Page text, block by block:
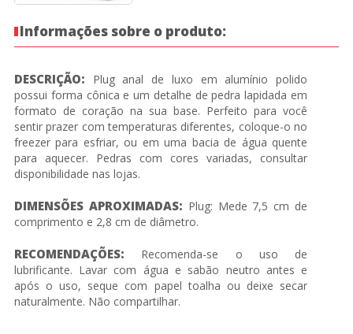
Informações sobre o produto:
DESCRIÇÃO: Plug anal de luxo em alumínio polido
possui forma cônica e um detalhe de pedra lapidada em
formato de coração na sua base. Perfeito para você
sentir prazer com temperaturas diferentes, coloque-o no
freezer para esfriar, ou em uma bacia de água quente
para aquecer. Pedras com cores variadas, consultar
disponibilidade nas lojas.
DIMENSÕES APROXIMADAS: Plug: Mede 7,5 cm de
comprimento e 2,8 cm de diâmetro.
RECOMENDAÇÕES: Recomenda-se o uso de
lubrificante. Lavar com água e sabão neutro antes e
após o uso, seque com papel toalha ou deixe secar
naturalmente. Não compartilhar.